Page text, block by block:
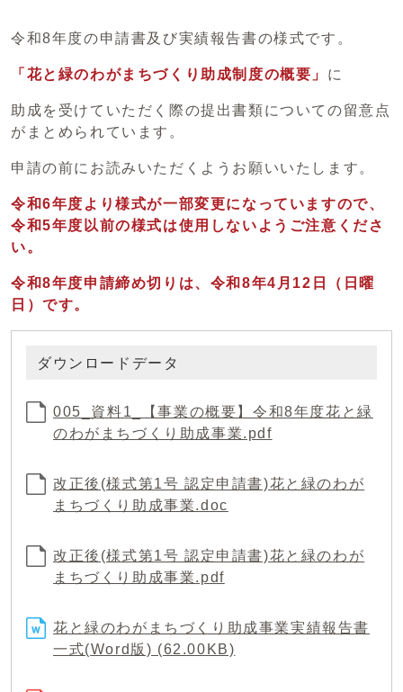
令和8年度の申請書及び実績報告書の様式です。
「花と緑のわがまちづくり助成制度の概要」 に
助成を受けていただく際の提出書類についての留意点
がまとめられています。
申請の前にお読みいただくようお願いいたします。
令和6年度より様式が一部変更になっていますので、
令和5年度以前の様式は使用しないようご注意くださ
い。
令和8年度申請締め切りは、令和8年4月12日（日曜
日）です。
ダウンロードデータ
005_資料1_【事業の概要】令和8年度花と緑
のわがまちづくり助成事業.pdf
改正後(様式第1号 認定申請書)花と緑のわが
まちづくり助成事業.doc
改正後(様式第1号 認定申請書)花と緑のわが
まちづくり助成事業.pdf
花と緑のわがまちづくり助成事業実績報告書
一式(Word版) (62.00KB)